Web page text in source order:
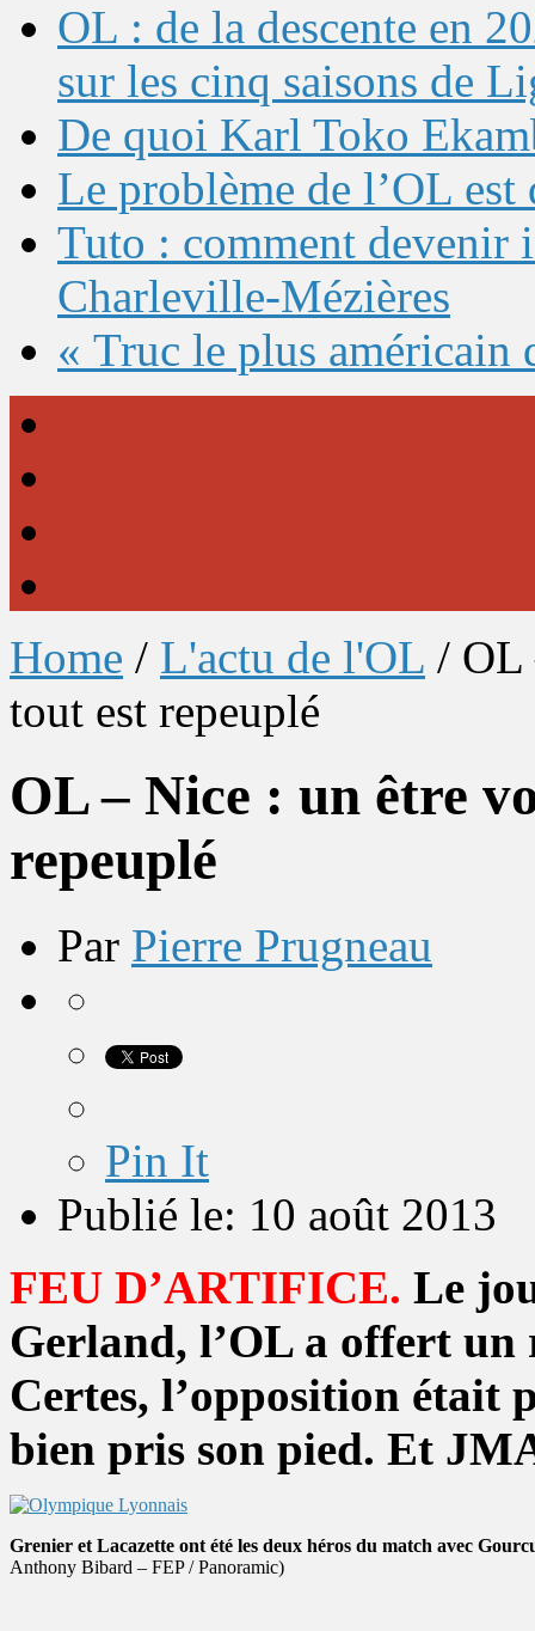
OL : de la descente en
sur les cinq saisons de
De quoi Karl Toko
Le problème de l’OL
Tuto : comment devenir
Charleville-Mézières
« Truc le plus américain
Home / L'actu de l'OL / OL
tout est repeuplé
OL – Nice : un être
repeuplé
Par Pierre Prugneau
Pin It
Publié le: 10 août 2013
FEU D’ARTIFICE. Le
Gerland, l’OL a offert un
Certes, l’opposition était
bien pris son pied. Et
Grenier et Lacazette ont été les deux héros du match avec
Anthony Bibard – FEP / Panoramic)